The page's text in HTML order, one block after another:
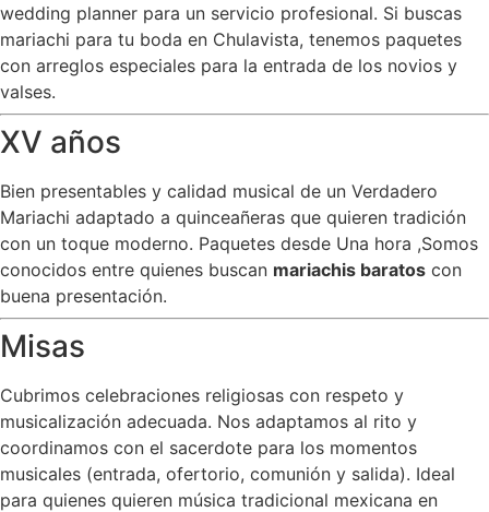
wedding planner para un servicio profesional. Si buscas
mariachi para tu boda en Chulavista, tenemos paquetes
con arreglos especiales para la entrada de los novios y
valses.
XV años
Bien presentables y calidad musical de un Verdadero
Mariachi adaptado a quinceañeras que quieren tradición
con un toque moderno. Paquetes desde Una hora ,Somos
conocidos entre quienes buscan mariachis baratos con
buena presentación.
Misas
Cubrimos celebraciones religiosas con respeto y
musicalización adecuada. Nos adaptamos al rito y
coordinamos con el sacerdote para los momentos
musicales (entrada, ofertorio, comunión y salida). Ideal
para quienes quieren música tradicional mexicana en